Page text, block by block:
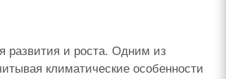
развития и роста. Одним из
климатические особенности